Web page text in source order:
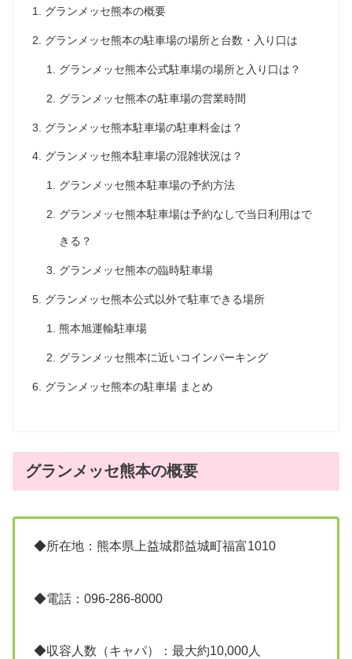
グランメッセ熊本の概要
グランメッセ熊本の駐車場の場所と台数・入り口は
グランメッセ熊本公式駐車場の場所と入り口は？
グランメッセ熊本の駐車場の営業時間
グランメッセ熊本駐車場の駐車料金は？
グランメッセ熊本駐車場の混雑状況は？
グランメッセ熊本駐車場の予約方法
グランメッセ熊本駐車場は予約なしで当日利用はで
きる？
グランメッセ熊本の臨時駐車場
グランメッセ熊本公式以外で駐車できる場所
熊本旭運輸駐車場
グランメッセ熊本に近いコインパーキング
グランメッセ熊本の駐車場 まとめ
グランメッセ熊本の概要
◆所在地：熊本県上益城郡益城町福富1010
◆電話：096-286-8000
◆収容人数（キャパ）：最大約10,000人